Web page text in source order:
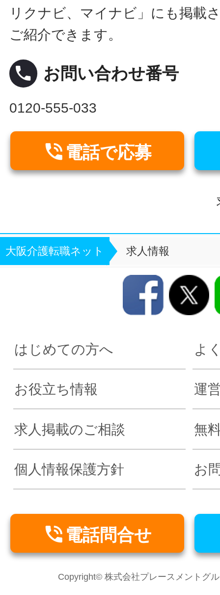
リクナビ、マイナビ」にも掲載
ご紹介できます。
local_phone お問い合わせ番号
0120-555-033
 電話で応募
大阪介護転職ネット 求人情報
はじめての方へ よ
お役立ち情報 運
求人掲載のご相談 無
個人情報保護方針 お
 電話問合せ
Copyright© 株式会社プレースメントグ